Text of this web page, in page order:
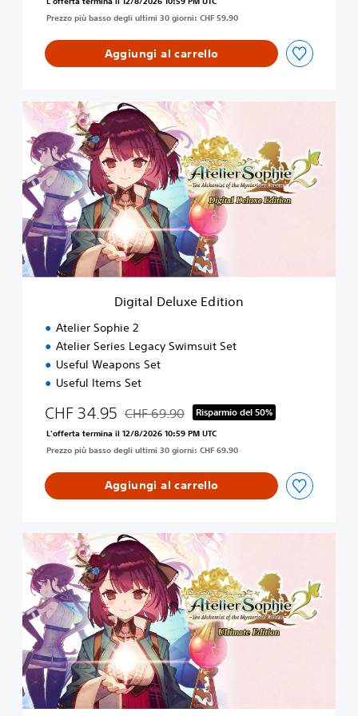
Prezzo più basso degli ultimi 30 giorni: CHF 59.90
Aggiungi al carrello
D
g
a
l
D
e
l
u
x
Digital Deluxe Edition
Atelier Sophie 2
Atelier Series Legacy Swimsuit Set
Useful Weapons Set
Useful Items Set
CHF 34.95 Scontato dal prezzo originale di CHF 69.90
CHF 69.90 Risparmio del 50%
L'offerta termina il 12/8/2026 10:59 PM UTC
Prezzo più basso degli ultimi 30 giorni: CHF 69.90
Aggiungi al carrello
U
t
a
t
e
E
d
i
t